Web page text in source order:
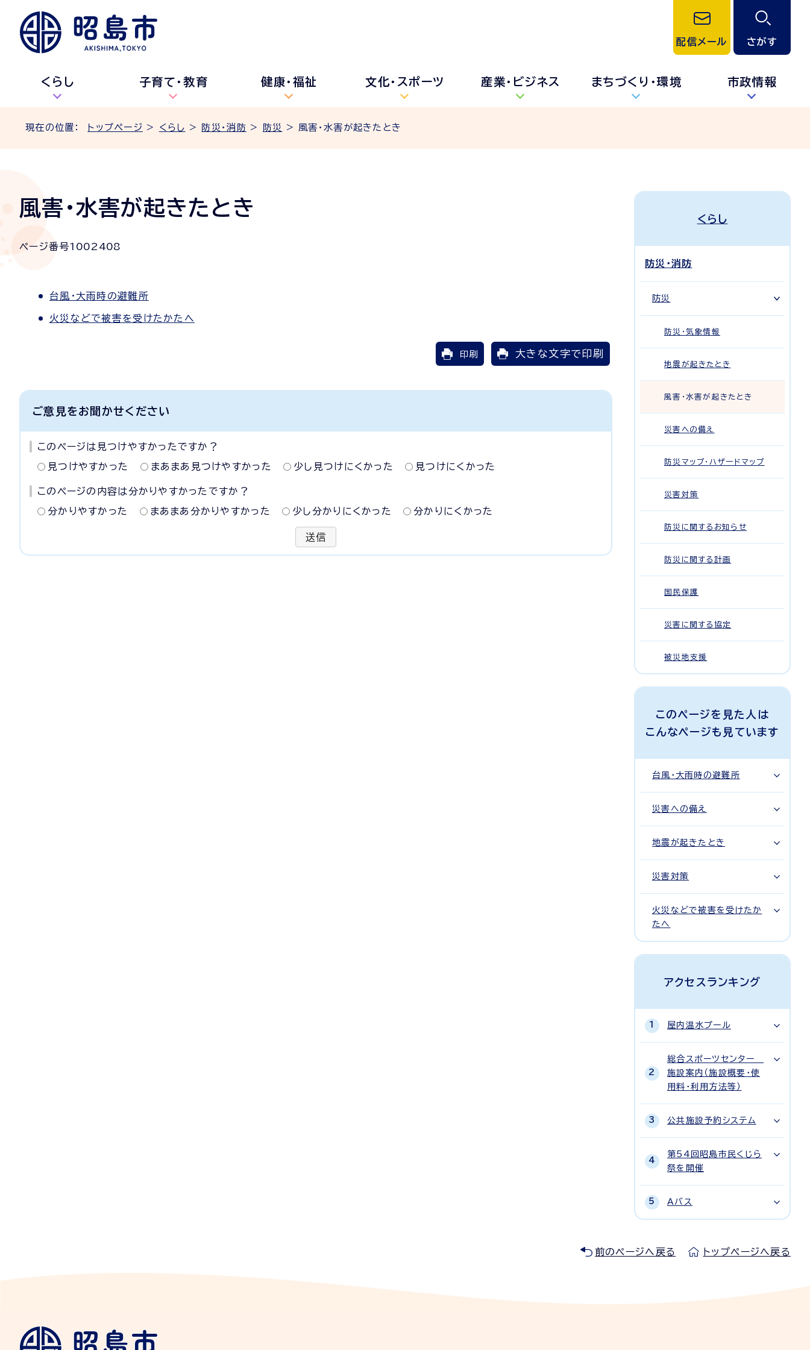
配信メール さがす
くらし 子育て・教育 健康・福祉 文化・スポーツ 産業・ビジネス まちづくり・環境 市政情報
現在の位置： トップページ > くらし > 防災・消防 > 防災 > 風害・水害が起きたとき
風害・水害が起きたとき
ページ番号1002408
台風・大雨時の避難所
火災などで被害を受けたかたへ
印刷 大きな文字で印刷
ご意見をお聞かせください
このページは見つけやすかったですか？
見つけやすかった まあまあ見つけやすかった 少し見つけにくかった 見つけにくかった
このページの内容は分かりやすかったですか？
分かりやすかった まあまあ分かりやすかった 少し分かりにくかった 分かりにくかった
送信
くらし
防災・消防
防災
防災・気象情報
地震が起きたとき
風害・水害が起きたとき
災害への備え
防災マップ・ハザードマップ
災害対策
防災に関するお知らせ
防災に関する計画
国民保護
災害に関する協定
被災地支援
このページを見た人は
こんなページも見ています
台風・大雨時の避難所
災害への備え
地震が起きたとき
災害対策
火災などで被害を受けたか
たへ
アクセスランキング
屋内温水プール
総合スポーツセンター
施設案内（施設概要・使
用料・利用方法等）
公共施設予約システム
第54回昭島市民くじら
祭を開催
Aバス
前のページへ戻る トップページへ戻る